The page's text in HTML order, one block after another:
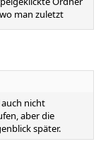
man zuletzt
nicht
aber die
später.